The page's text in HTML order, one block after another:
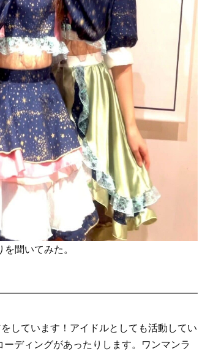
聞いてみた。
しています！アイドルとしても活動してい
ディングがあったりします。ワンマンラ